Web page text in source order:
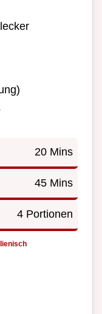
20 Mins
45 Mins
4 Portionen